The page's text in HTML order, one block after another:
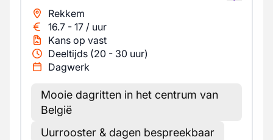
Rekkem
16.7 - 17 / uur
Kans op vast
Deeltijds (20 - 30 uur)
Dagwerk
Mooie dagritten in het centrum van
België
Uurrooster & dagen bespreekbaar